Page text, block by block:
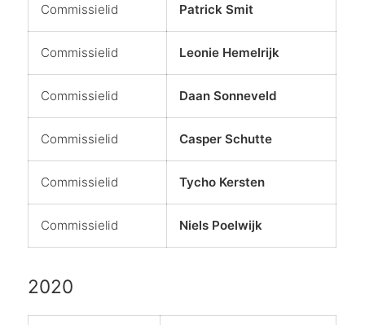
Commissielid Patrick Smit
Commissielid Leonie Hemelrijk
Commissielid Daan Sonneveld
Commissielid Casper Schutte
Commissielid Tycho Kersten
Commissielid Niels Poelwijk
2020